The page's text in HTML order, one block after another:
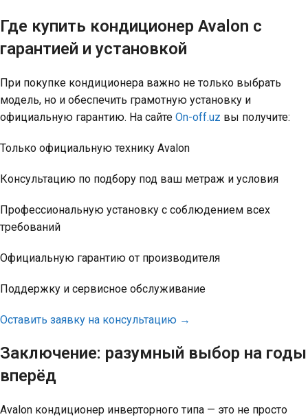
Где купить кондиционер Avalon с
гарантией и установкой
При покупке кондиционера важно не только выбрать
модель, но и обеспечить грамотную установку и
официальную гарантию. На сайте On-off.uz вы получите:
Только официальную технику Avalon
Консультацию по подбору под ваш метраж и условия
Профессиональную установку с соблюдением всех
требований
Официальную гарантию от производителя
Поддержку и сервисное обслуживание
Оставить заявку на консультацию →
Заключение: разумный выбор на годы
вперёд
Avalon кондиционер инверторного типа — это не просто